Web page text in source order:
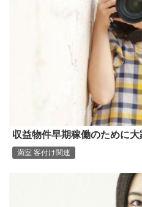
収益物件早期稼働のために
満室 客付け関連